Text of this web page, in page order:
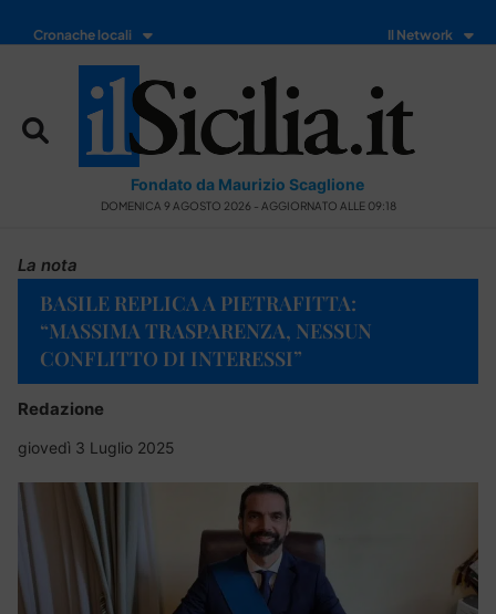
Cronache locali Il Network
Fondato da Maurizio Scaglione
DOMENICA 9 AGOSTO 2026 - AGGIORNATO ALLE 09:18
La nota
BASILE REPLICA A PIETRAFITTA:
“MASSIMA TRASPARENZA, NESSUN
CONFLITTO DI INTERESSI”
Redazione
giovedì 3 Luglio 2025